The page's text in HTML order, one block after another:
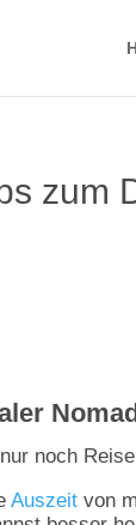
zum
noch
Auszeit von